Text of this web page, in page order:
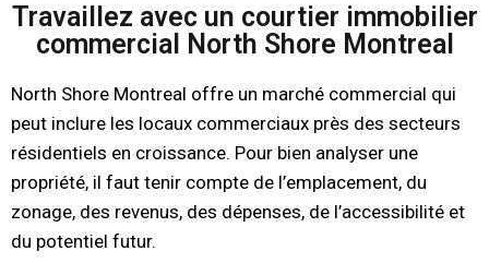
Travaillez avec un courtier immobilier
commercial North Shore Montreal
North Shore Montreal offre un marché commercial qui
peut inclure les locaux commerciaux près des secteurs
résidentiels en croissance. Pour bien analyser une
propriété, il faut tenir compte de l’emplacement, du
zonage, des revenus, des dépenses, de l’accessibilité et
du potentiel futur.